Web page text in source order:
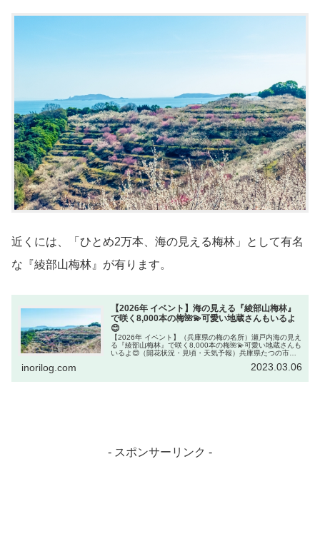
近くには、「ひとめ2万本、海の見える梅林」として有名
な『綾部山梅林』が有ります。
【2026年 イベント】海の見える『綾部山梅林』
で咲く8,000本の梅🌺💫可愛い地蔵さんもいるよ
😊
【2026年 イベント】（兵庫県の梅の名所）瀬戸内海の見え
る『綾部山梅林』で咲く8,000本の梅🌺💫可愛い地蔵さんも
いるよ😊（開花状況・見頃・天気予報）兵庫県たつの市
inorilog.com 2023.03.06
- スポンサーリンク -